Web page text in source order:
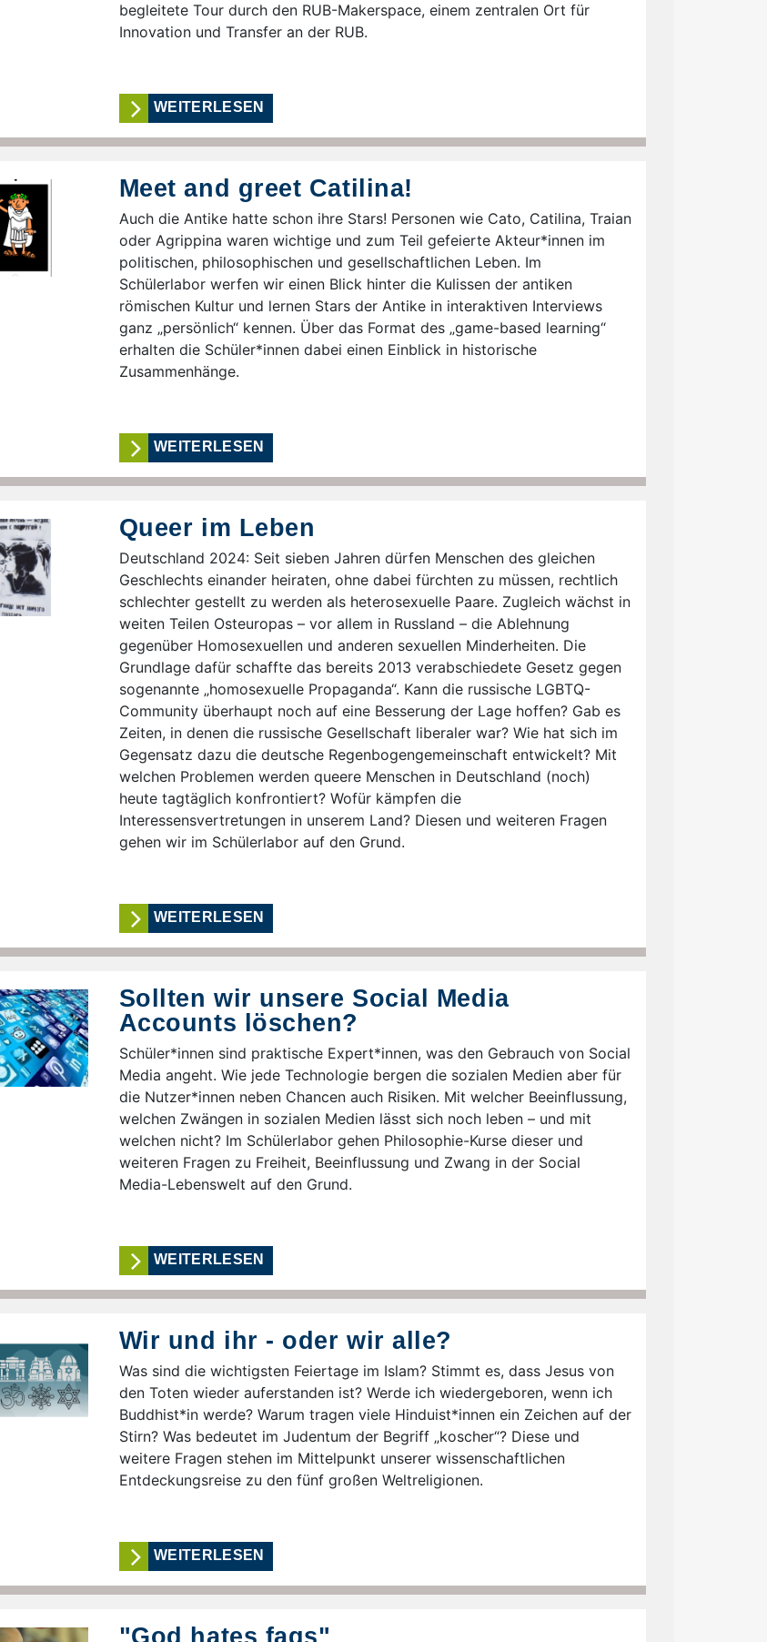
begleitete Tour durch den RUB-Makerspace, einem zentralen Ort für
Innovation und Transfer an der RUB.
WEITERLESEN
Meet and greet Catilina!
Auch die Antike hatte schon ihre Stars! Personen wie Cato, Catilina, Traian
oder Agrippina waren wichtige und zum Teil gefeierte Akteur*innen im
politischen, philosophischen und gesellschaftlichen Leben. Im
Schülerlabor werfen wir einen Blick hinter die Kulissen der antiken
römischen Kultur und lernen Stars der Antike in interaktiven Interviews
ganz „persönlich“ kennen. Über das Format des „game-based learning“
erhalten die Schüler*innen dabei einen Einblick in historische
Zusammenhänge.
WEITERLESEN
Queer im Leben
Deutschland 2024: Seit sieben Jahren dürfen Menschen des gleichen
Geschlechts einander heiraten, ohne dabei fürchten zu müssen, rechtlich
schlechter gestellt zu werden als heterosexuelle Paare. Zugleich wächst in
weiten Teilen Osteuropas – vor allem in Russland – die Ablehnung
gegenüber Homosexuellen und anderen sexuellen Minderheiten. Die
Grundlage dafür schaffte das bereits 2013 verabschiedete Gesetz gegen
sogenannte „homosexuelle Propaganda“. Kann die russische LGBTQ-
Community überhaupt noch auf eine Besserung der Lage hoffen? Gab es
Zeiten, in denen die russische Gesellschaft liberaler war? Wie hat sich im
Gegensatz dazu die deutsche Regenbogengemeinschaft entwickelt? Mit
welchen Problemen werden queere Menschen in Deutschland (noch)
heute tagtäglich konfrontiert? Wofür kämpfen die
Interessensvertretungen in unserem Land? Diesen und weiteren Fragen
gehen wir im Schülerlabor auf den Grund.
WEITERLESEN
Sollten wir unsere Social Media
Accounts löschen?
Schüler*innen sind praktische Expert*innen, was den Gebrauch von Social
Media angeht. Wie jede Technologie bergen die sozialen Medien aber für
die Nutzer*innen neben Chancen auch Risiken. Mit welcher Beeinflussung,
welchen Zwängen in sozialen Medien lässt sich noch leben – und mit
welchen nicht? Im Schülerlabor gehen Philosophie-Kurse dieser und
weiteren Fragen zu Freiheit, Beeinflussung und Zwang in der Social
Media-Lebenswelt auf den Grund.
WEITERLESEN
Wir und ihr - oder wir alle?
Was sind die wichtigsten Feiertage im Islam? Stimmt es, dass Jesus von
den Toten wieder auferstanden ist? Werde ich wiedergeboren, wenn ich
Buddhist*in werde? Warum tragen viele Hinduist*innen ein Zeichen auf der
Stirn? Was bedeutet im Judentum der Begriff „koscher“? Diese und
weitere Fragen stehen im Mittelpunkt unserer wissenschaftlichen
Entdeckungsreise zu den fünf großen Weltreligionen.
WEITERLESEN
"God hates fags"